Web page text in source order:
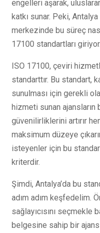
engelleri aşarak,
katkı sunar. Peki,
merkezinde bu süreç
17100 standartları giriyor.
ISO 17100, çeviri
standarttır. Bu standart,
sunulması için gerekli
hizmeti sunan ajansların
güvenilirliklerini artırır
maksimum düzeye
isteyenler için bu
kriterdir.
Şimdi, Antalya’da bu
adım adım keşfedelim.
sağlayıcısını seçmekle
belgesine sahip bir